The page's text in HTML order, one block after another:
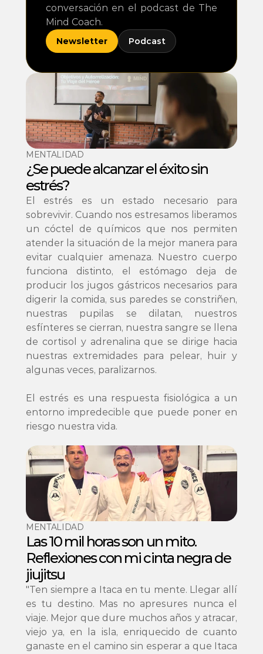
conversación en el podcast de The
Mind Coach.
Newsletter Podcast
MENTALIDAD
¿Se puede alcanzar el éxito sin
estrés?
El estrés es un estado necesario para
sobrevivir. Cuando nos estresamos liberamos
un cóctel de químicos que nos permiten
atender la situación de la mejor manera para
evitar cualquier amenaza. Nuestro cuerpo
funciona distinto, el estómago deja de
producir los jugos gástricos necesarios para
digerir la comida, sus paredes se constriñen,
nuestras pupilas se dilatan, nuestros
esfínteres se cierran, nuestra sangre se llena
de cortisol y adrenalina que se dirige hacia
nuestras extremidades para pelear, huir y
algunas veces, paralizarnos.
El estrés es una respuesta fisiológica a un
entorno impredecible que puede poner en
riesgo nuestra vida.
MENTALIDAD
Las 10 mil horas son un mito.
Reflexiones con mi cinta negra de
jiujitsu
"Ten siempre a Itaca en tu mente. Llegar allí
es tu destino. Mas no apresures nunca el
viaje. Mejor que dure muchos años y atracar,
viejo ya, en la isla, enriquecido de cuanto
ganaste en el camino sin esperar a que Itaca